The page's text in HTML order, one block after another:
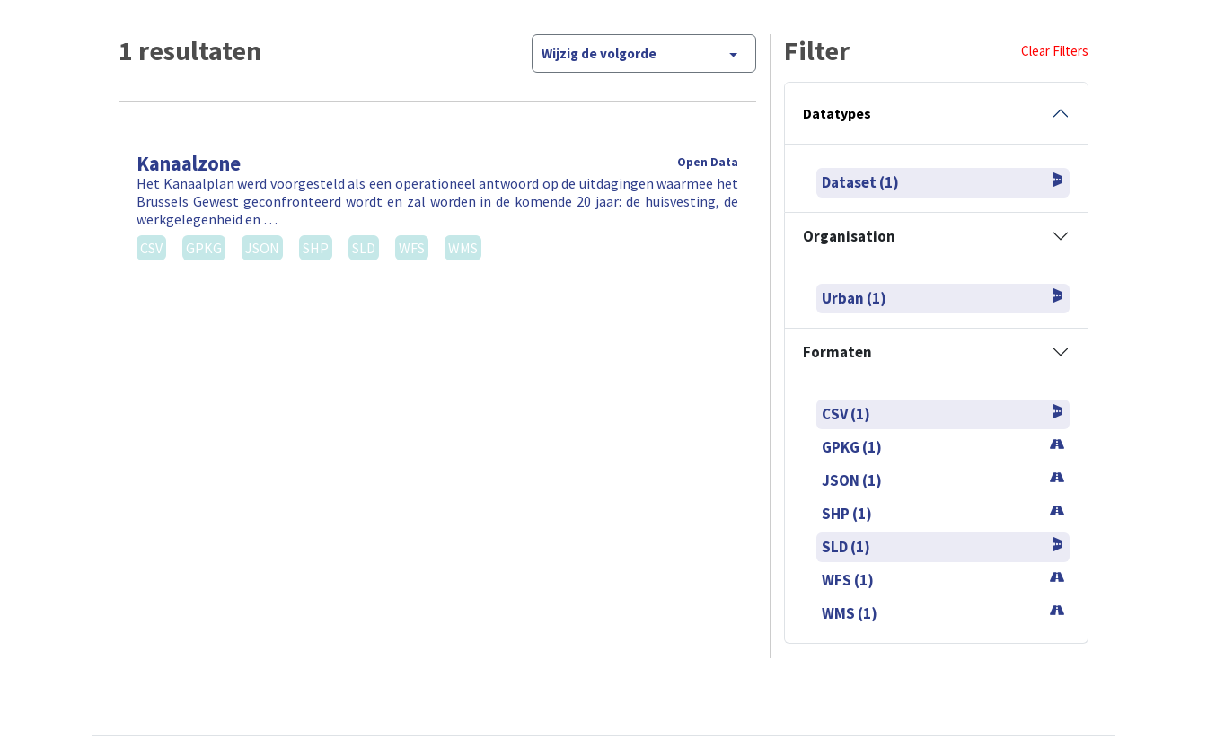
1 resultaten Wijzig de volgorde
Kanaalzone Open Data
Het Kanaalplan werd voorgesteld als een operationeel antwoord op de uitdagingen waarmee het
Brussels Gewest geconfronteerd wordt en zal worden in de komende 20 jaar: de huisvesting, de
werkgelegenheid en …
CSV
GPKG JSON SHP SLD WFS WMS
Filter Clear Filters
Datatypes
Dataset (1)
Organisation
Urban (1)
Formaten
CSV (1)
GPKG (1)
JSON (1)
SHP (1)
SLD (1)
WFS (1)
WMS (1)